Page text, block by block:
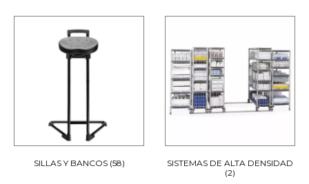
SILLAS Y BANCOS (58)
SISTEMAS DE ALTA DENSIDAD
(2)